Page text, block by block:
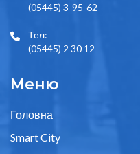
(05445) 3-95-62
Тел:
(05445) 2 30 12
Меню
Головна
Smart City